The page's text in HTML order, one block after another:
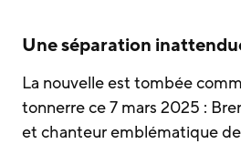
Une séparation
La nouvelle est tombée
tonnerre ce 7 mars 2025 :
et chanteur emblématique